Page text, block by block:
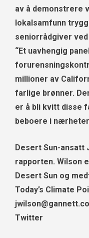
av å demonstrere
lokalsamfunn
seniorrådgiver
“Et uavhengig
millioner av
farlige brønner.
er å bli kvitt disse
beboere i
Desert Sun-ansatt
rapporten. Wilson
Desert Sun og
Today’s Climate
Twitter